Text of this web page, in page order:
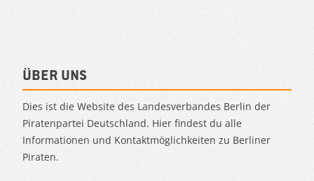
Über uns
Dies ist die Website des Landesverbandes Berlin der
Piratenpartei Deutschland. Hier findest du alle
Informationen und Kontaktmöglichkeiten zu Berliner
Piraten.